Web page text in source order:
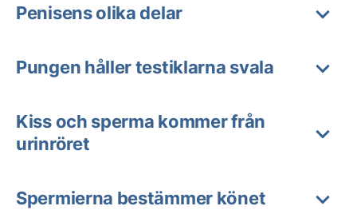
Penisens olika delar
Pungen håller testiklarna svala
Kiss och sperma kommer från
urinröret
Spermierna bestämmer könet